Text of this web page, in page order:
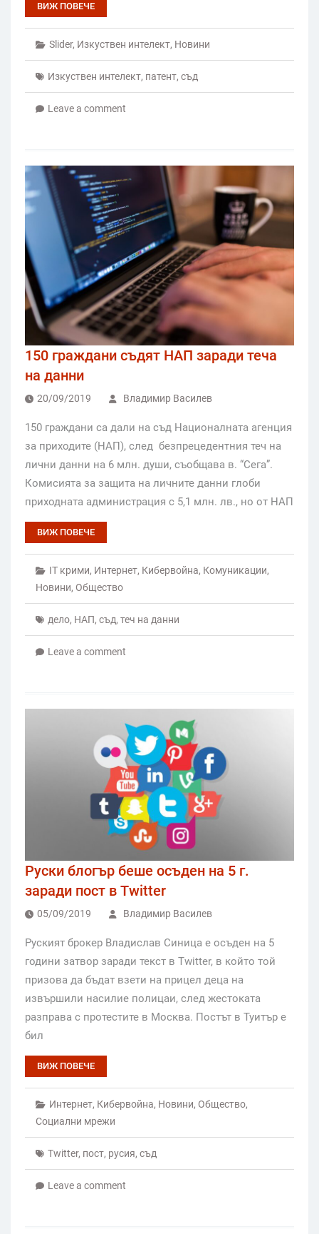
ВИЖ ПОВЕЧЕ
Slider, Изкуствен интелект, Новини
Изкуствен интелект, патент, съд
Leave a comment
150 граждани съдят НАП заради теча
на данни
20/09/2019 Владимир Василев
150 граждани са дали на съд Националната агенция
за приходите (НАП), след безпрецедентния теч на
лични данни на 6 млн. души, съобщава в. “Сега”.
Комисията за защита на личните данни глоби
приходната администрация с 5,1 млн. лв., но от НАП
ВИЖ ПОВЕЧЕ
IT крими, Интернет, Кибервойна, Комуникации,
Новини, Общество
дело, НАП, съд, теч на данни
Leave a comment
Руски блогър беше осъден на 5 г.
заради пост в Twitter
05/09/2019 Владимир Василев
Руският брокер Владислав Синица е осъден на 5
години затвор заради текст в Twitter, в който той
призова да бъдат взети на прицел деца на
извършили насилие полицаи, след жестоката
разправа с протестите в Москва. Постът в Туитър е
бил
ВИЖ ПОВЕЧЕ
Интернет, Кибервойна, Новини, Общество,
Социални мрежи
Twitter, пост, русия, съд
Leave a comment